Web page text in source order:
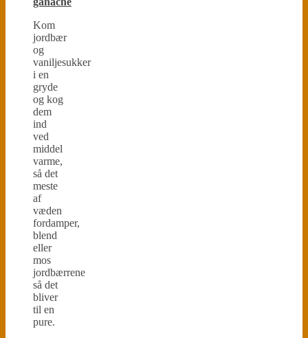
Kom
jordbær
og
vaniljesukker
i en
gryde
og kog
dem
ind
ved
middel
varme,
så det
meste
af
væden
fordamper,
blend
eller
mos
jordbærrene
så det
bliver
til en
pure.